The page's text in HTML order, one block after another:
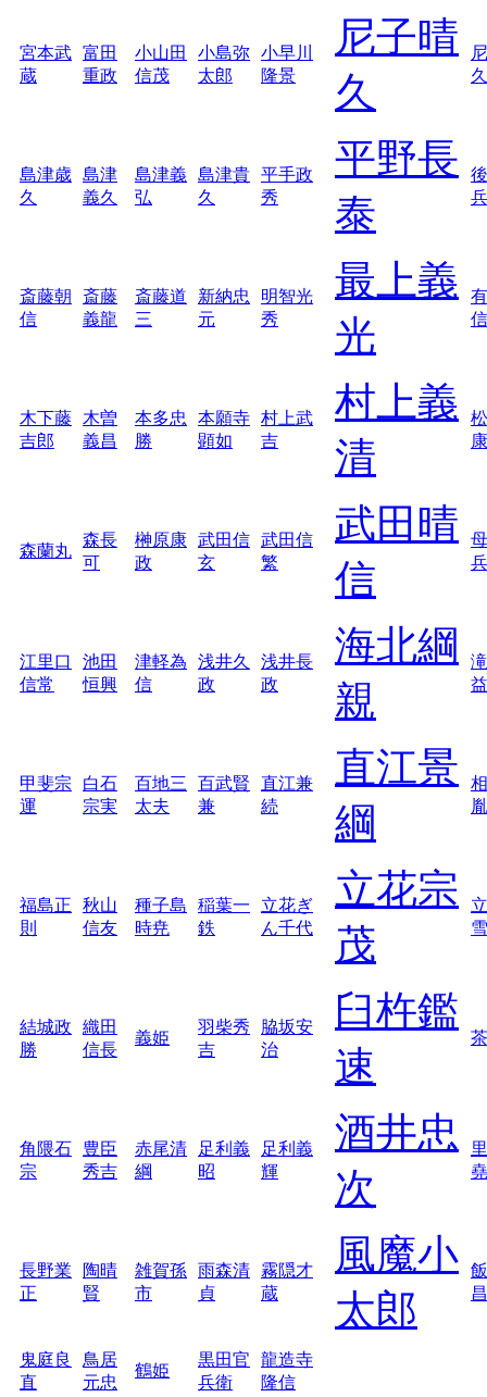
宮本武
蔵
富田
重政
小山田
信茂
小島弥
太郎
小早川
隆景
尼子晴
久
久
島津歳
久
島津
義久
島津義
弘
島津貴
久
平手政
秀
平野長
泰
斎藤朝
信
斎藤
義龍
斎藤道
三
新納忠
元
明智光
秀
最上義
光
信
木下藤
吉郎
木曽
義昌
本多忠
勝
本願寺
顕如
村上武
吉
村上義
清
康
森蘭丸
森長
可
榊原康
政
武田信
玄
武田信
繁
武田晴
信
江里口
信常
池田
恒興
津軽為
信
浅井久
政
浅井長
政
海北綱
親
益
甲斐宗
運
白石
宗実
百地三
太夫
百武賢
兼
直江兼
続
直江景
綱
胤
福島正
則
秋山
信友
種子島
時尭
稲葉一
鉄
立花ぎ
ん千代
立花宗
茂
雪
結城政
勝
織田
信長
義姫
羽柴秀
吉
脇坂安
治
臼杵鑑
速
角隈石
宗
豊臣
秀吉
赤尾清
綱
足利義
昭
足利義
輝
酒井忠
次
堯
長野業
正
陶晴
賢
雑賀孫
市
雨森清
貞
霧隠才
蔵
風魔小
太郎
昌
鬼庭良
直
鳥居
元忠
鶴姫
黒田官
兵衛
龍造寺
隆信